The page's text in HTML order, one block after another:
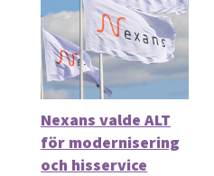
Nexans valde ALT
för modernisering
och hisservice